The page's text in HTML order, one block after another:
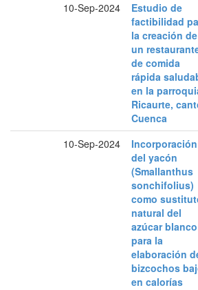
10-Sep-2024
Estudio de
factibilidad
la creación de
un
de comida
rápida
en la
Ricaurte,
Cuenca
10-Sep-2024
Incorporación
del yacón
(Smallanthus
sonchifolius)
como
natural del
azúcar blanco
para la
elaboración
bizcochos
en calorías